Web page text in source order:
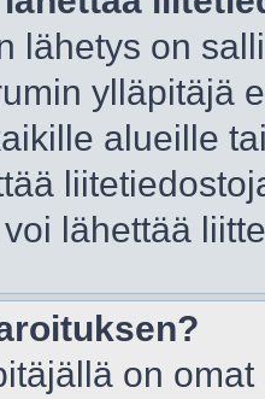
lähetys on
ylläpitäjä
alueille
lähettää
on